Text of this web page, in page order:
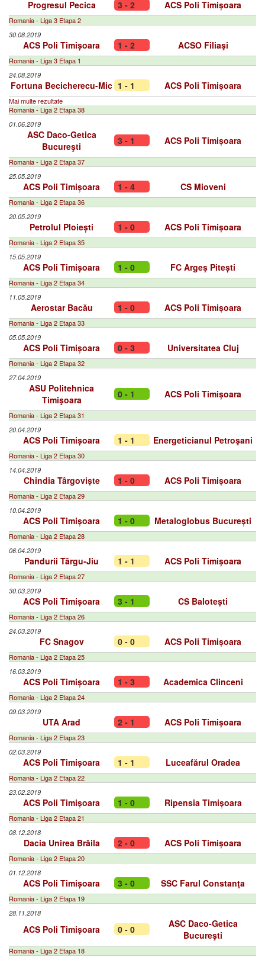
Progresul Pecica 3 - 2 ACS Poli Timișoara
Romania - Liga 3 Etapa 2
30.08.2019
ACS Poli Timișoara 1 - 2 ACSO Filiaşi
Romania - Liga 3 Etapa 1
24.08.2019
Fortuna Becicherecu-Mic 1 - 1 ACS Poli Timișoara
Mai multe rezultate
Romania - Liga 2 Etapa 38
01.06.2019
ASC Daco-Getica
Bucureşti
3 - 1 ACS Poli Timișoara
Romania - Liga 2 Etapa 37
25.05.2019
ACS Poli Timișoara 1 - 4 CS Mioveni
Romania - Liga 2 Etapa 36
20.05.2019
Petrolul Ploiești 1 - 0 ACS Poli Timișoara
Romania - Liga 2 Etapa 35
15.05.2019
ACS Poli Timișoara 1 - 0 FC Argeș Pitești
Romania - Liga 2 Etapa 34
11.05.2019
Aerostar Bacău 1 - 0 ACS Poli Timișoara
Romania - Liga 2 Etapa 33
05.05.2019
ACS Poli Timișoara 0 - 3 Universitatea Cluj
Romania - Liga 2 Etapa 32
27.04.2019
ASU Politehnica
Timişoara
0 - 1 ACS Poli Timișoara
Romania - Liga 2 Etapa 31
20.04.2019
ACS Poli Timișoara 1 - 1 Energeticianul Petroşani
Romania - Liga 2 Etapa 30
14.04.2019
Chindia Târgoviște 1 - 0 ACS Poli Timișoara
Romania - Liga 2 Etapa 29
10.04.2019
ACS Poli Timișoara 1 - 0 Metaloglobus București
Romania - Liga 2 Etapa 28
06.04.2019
Pandurii Târgu-Jiu 1 - 1 ACS Poli Timișoara
Romania - Liga 2 Etapa 27
30.03.2019
ACS Poli Timișoara 3 - 1 CS Balotești
Romania - Liga 2 Etapa 26
24.03.2019
FC Snagov 0 - 0 ACS Poli Timișoara
Romania - Liga 2 Etapa 25
16.03.2019
ACS Poli Timișoara 1 - 3 Academica Clinceni
Romania - Liga 2 Etapa 24
09.03.2019
UTA Arad 2 - 1 ACS Poli Timișoara
Romania - Liga 2 Etapa 23
02.03.2019
ACS Poli Timișoara 1 - 1 Luceafărul Oradea
Romania - Liga 2 Etapa 22
23.02.2019
ACS Poli Timișoara 1 - 0 Ripensia Timișoara
Romania - Liga 2 Etapa 21
08.12.2018
Dacia Unirea Brăila 2 - 0 ACS Poli Timișoara
Romania - Liga 2 Etapa 20
01.12.2018
ACS Poli Timișoara 3 - 0 SSC Farul Constanţa
Romania - Liga 2 Etapa 19
28.11.2018
ACS Poli Timișoara 0 - 0
ASC Daco-Getica
Bucureşti
Romania - Liga 2 Etapa 18